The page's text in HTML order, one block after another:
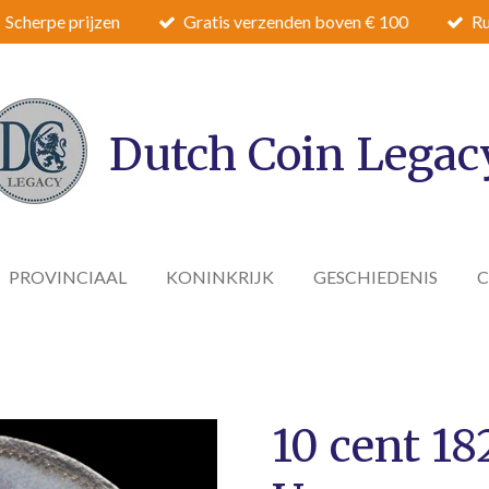
Scherpe prijzen Gratis verzenden boven € 100
Dutch Coin
PROVINCIAAL KONINKRIJK GESCHIEDENIS
10 cent